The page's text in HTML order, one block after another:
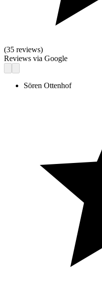
(35 reviews)
Reviews via Google
Sören Ottenhof